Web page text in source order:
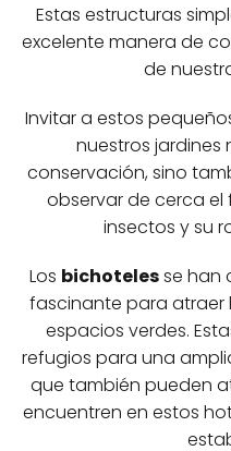
Estas estructuras
excelente manera de
de
Invitar a estos
nuestros jardines
conservación, sino
observar de cerca
insectos y su
Los bichotelesse han
fascinante para atraer
espacios verdes.
refugios para una
que también pueden
encuentren en estos